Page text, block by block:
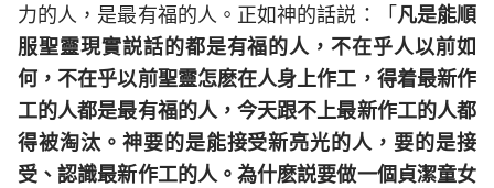
力的人，是最有福的人。正如神的話説：「 凡是能順
服聖靈現實説話的都是有福的人，不在乎人以前如
何，不在乎以前聖靈怎麽在人身上作工，得着最新作
工的人都是最有福的人，今天跟不上最新作工的人都
得被淘汰。神要的是能接受新亮光的人，要的是接
受、認識最新作工的人。為什麽説要做一個貞潔童女